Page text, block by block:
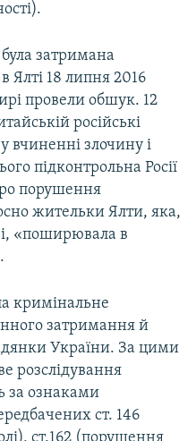
затримана
Ялті 18 липня 2016
провели обшук. 12
російські
вчиненні злочину і
підконтрольна Росії
порушення
жительки Ялти, яка,
«поширювала в
кримінальне
затримання й
України. За цими
розслідування
за ознаками
ст. 146